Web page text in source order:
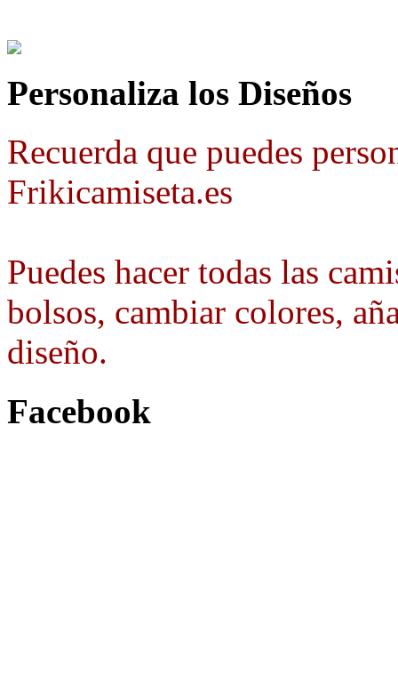
Personaliza los Diseños
Recuerda que puedes
Frikicamiseta.es
Puedes hacer todas las
bolsos, cambiar colores,
diseño.
Facebook